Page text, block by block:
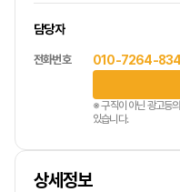
담당자
전화번호 010-7264-
※ 구직이 아닌 광고등
있습니다.
상세정보